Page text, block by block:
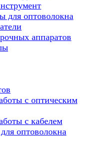
для оптоволокна
аппаратов
с оптическим
с кабелем
оптоволокна